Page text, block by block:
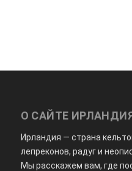
О САЙТЕ
Ирландия — страна
лепреконов, радуг и
Мы расскажем вам, где